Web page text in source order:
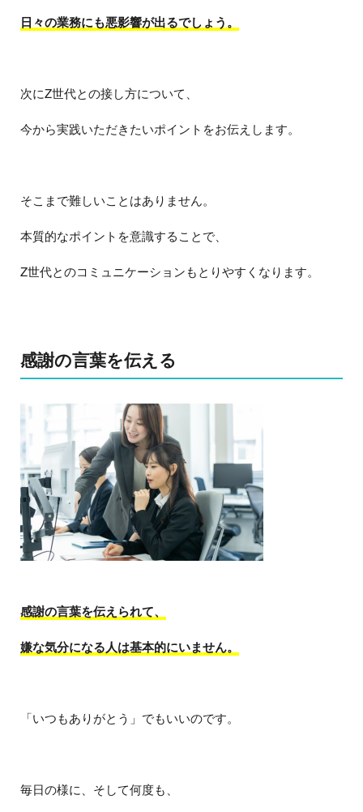
日々の業務にも悪影響が出るでしょう。
次にZ世代との接し方について、
今から実践いただきたいポイントをお伝えします。
そこまで難しいことはありません。
本質的なポイントを意識することで、
Z世代とのコミュニケーションもとりやすくなります。
感謝の言葉を伝える
感謝の言葉を伝えられて、
嫌な気分になる人は基本的にいません。
「いつもありがとう」でもいいのです。
毎日の様に、そして何度も、